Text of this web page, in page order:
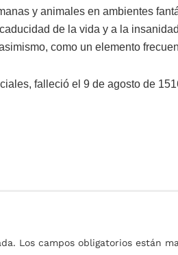
y animales en ambientes
de la vida y a la
como un elemento
falleció el 9 de agosto de
Los campos obligatorios están